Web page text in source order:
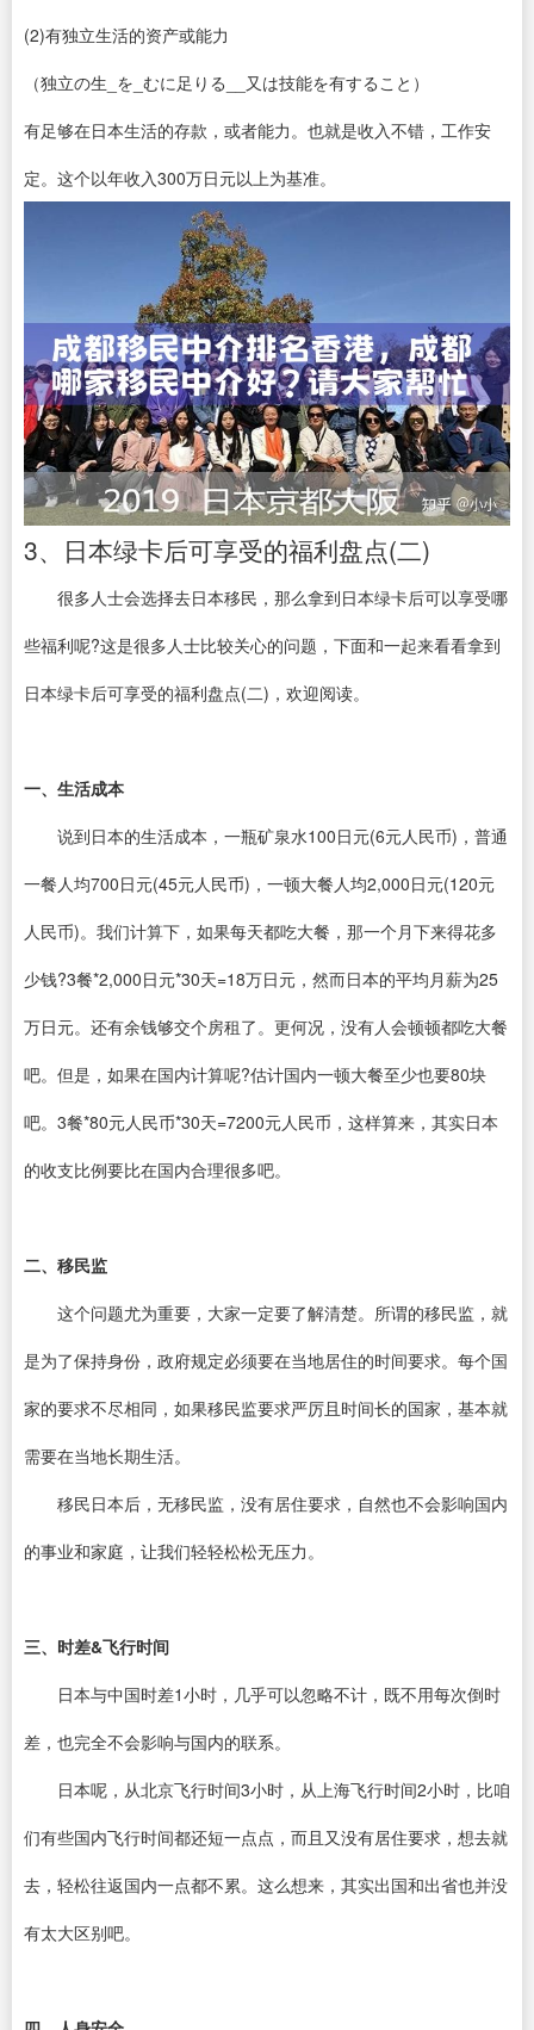
(2)有独立生活的资产或能力
（独立の生_を_むに足りる__又は技能を有すること）
有足够在日本生活的存款，或者能力。也就是收入不错，工作安
定。这个以年收入300万日元以上为基准。
3、日本绿卡后可享受的福利盘点(二)
很多人士会选择去日本移民，那么拿到日本绿卡后可以享受哪
些福利呢?这是很多人士比较关心的问题，下面和一起来看看拿到
日本绿卡后可享受的福利盘点(二)，欢迎阅读。
一、生活成本
说到日本的生活成本，一瓶矿泉水100日元(6元人民币)，普通
一餐人均700日元(45元人民币)，一顿大餐人均2,000日元(120元
人民币)。我们计算下，如果每天都吃大餐，那一个月下来得花多
少钱?3餐*2,000日元*30天=18万日元，然而日本的平均月薪为25
万日元。还有余钱够交个房租了。更何况，没有人会顿顿都吃大餐
吧。但是，如果在国内计算呢?估计国内一顿大餐至少也要80块
吧。3餐*80元人民币*30天=7200元人民币，这样算来，其实日本
的收支比例要比在国内合理很多吧。
二、移民监
这个问题尤为重要，大家一定要了解清楚。所谓的移民监，就
是为了保持身份，政府规定必须要在当地居住的时间要求。每个国
家的要求不尽相同，如果移民监要求严厉且时间长的国家，基本就
需要在当地长期生活。
移民日本后，无移民监，没有居住要求，自然也不会影响国内
的事业和家庭，让我们轻轻松松无压力。
三、时差&飞行时间
日本与中国时差1小时，几乎可以忽略不计，既不用每次倒时
差，也完全不会影响与国内的联系。
日本呢，从北京飞行时间3小时，从上海飞行时间2小时，比咱
们有些国内飞行时间都还短一点点，而且又没有居住要求，想去就
去，轻松往返国内一点都不累。这么想来，其实出国和出省也并没
有太大区别吧。